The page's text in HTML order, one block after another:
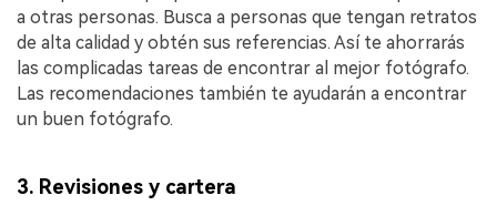
a otras personas. Busca a personas que tengan retratos
de alta calidad y obtén sus referencias. Así te ahorrarás
las complicadas tareas de encontrar al mejor fotógrafo.
Las recomendaciones también te ayudarán a encontrar
un buen fotógrafo.
3. Revisiones y cartera